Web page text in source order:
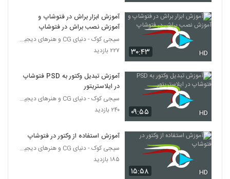
۳۰:۴۳ HD
آموزش ابزار براش در فتوشاپ و
آموزش نصب براش در فتوشاپ
سیجی کوک - دنیای CG و هنرهای دیجیتال
۲۲۷ بازدید
۰۹:۵۵ HD
آموزش تبدیل وکتور به PSD فتوشاپ
در ایلاستریتور
سیجی کوک - دنیای CG و هنرهای دیجیتال
۲۴۰ بازدید
۱۵:۵۸ HD
آموزش استفاده از وکتور در فتوشاپ
سیجی کوک - دنیای CG و هنرهای دیجیتال
۱۸۵ بازدید